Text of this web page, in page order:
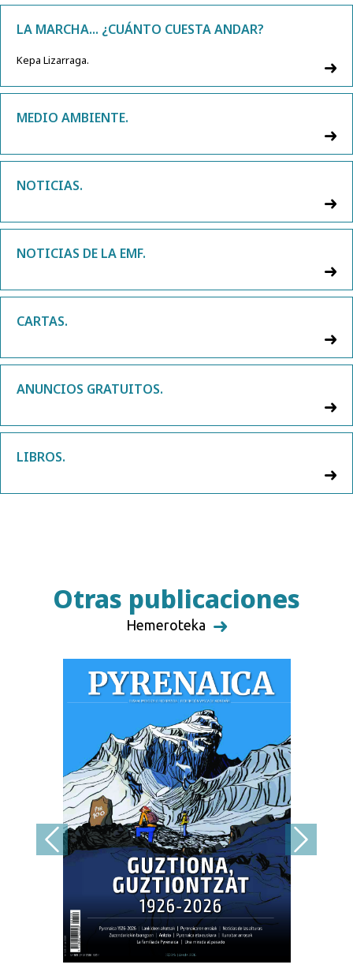
LA MARCHA... ¿CUÁNTO CUESTA ANDAR?
Kepa Lizarraga.
MEDIO AMBIENTE.
NOTICIAS.
NOTICIAS DE LA EMF.
CARTAS.
ANUNCIOS GRATUITOS.
LIBROS.
Otras publicaciones
Hemeroteka